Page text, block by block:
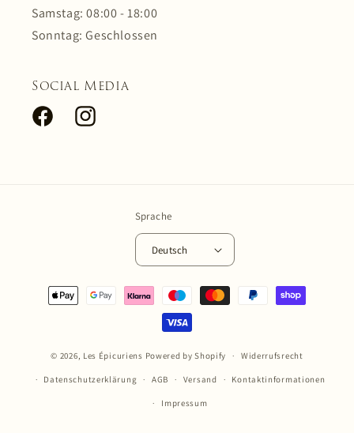
Samstag: 08:00 - 18:00
Sonntag: Geschlossen
Social Media
FacebookInstagram
Sprache
Deutsch
Zahlungsmethoden
© 2026, Les Épicuriens Powered by Shopify Widerrufsrecht
Datenschutzerklärung AGB Versand Kontaktinformationen
Impressum